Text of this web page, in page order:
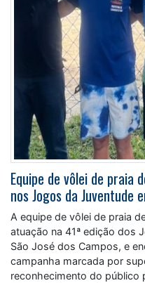
Equipe de vôlei de praia
nos Jogos da Juventude
A equipe de vôlei de praia
atuação na 41ª edição dos
São José dos Campos, e
campanha marcada por
reconhecimento do público